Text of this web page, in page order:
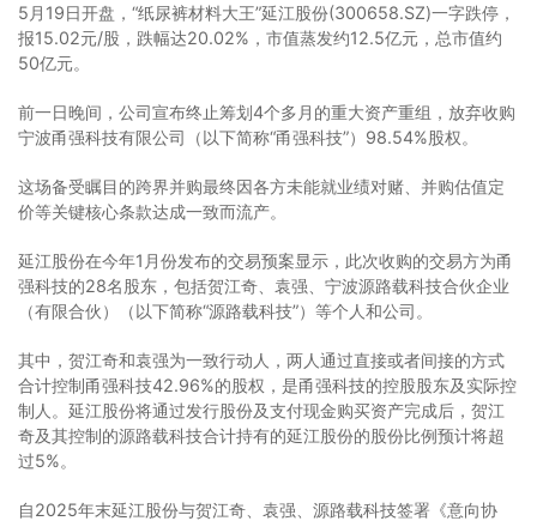
5月19日开盘，“纸尿裤材料大王”延江股份(300658.SZ)一字跌停，
报15.02元/股，跌幅达20.02%，市值蒸发约12.5亿元，总市值约
50亿元。
前一日晚间，公司宣布终止筹划4个多月的重大资产重组，放弃收购
宁波甬强科技有限公司（以下简称“甬强科技”）98.54%股权。
这场备受瞩目的跨界并购最终因各方未能就业绩对赌、并购估值定
价等关键核心条款达成一致而流产。
延江股份在今年1月份发布的交易预案显示，此次收购的交易方为甬
强科技的28名股东，包括贺江奇、袁强、宁波源路载科技合伙企业
（有限合伙）（以下简称“源路载科技”）等个人和公司。
其中，贺江奇和袁强为一致行动人，两人通过直接或者间接的方式
合计控制甬强科技42.96%的股权，是甬强科技的控股股东及实际控
制人。延江股份将通过发行股份及支付现金购买资产完成后，贺江
奇及其控制的源路载科技合计持有的延江股份的股份比例预计将超
过5%。
自2025年末延江股份与贺江奇、袁强、源路载科技签署《意向协